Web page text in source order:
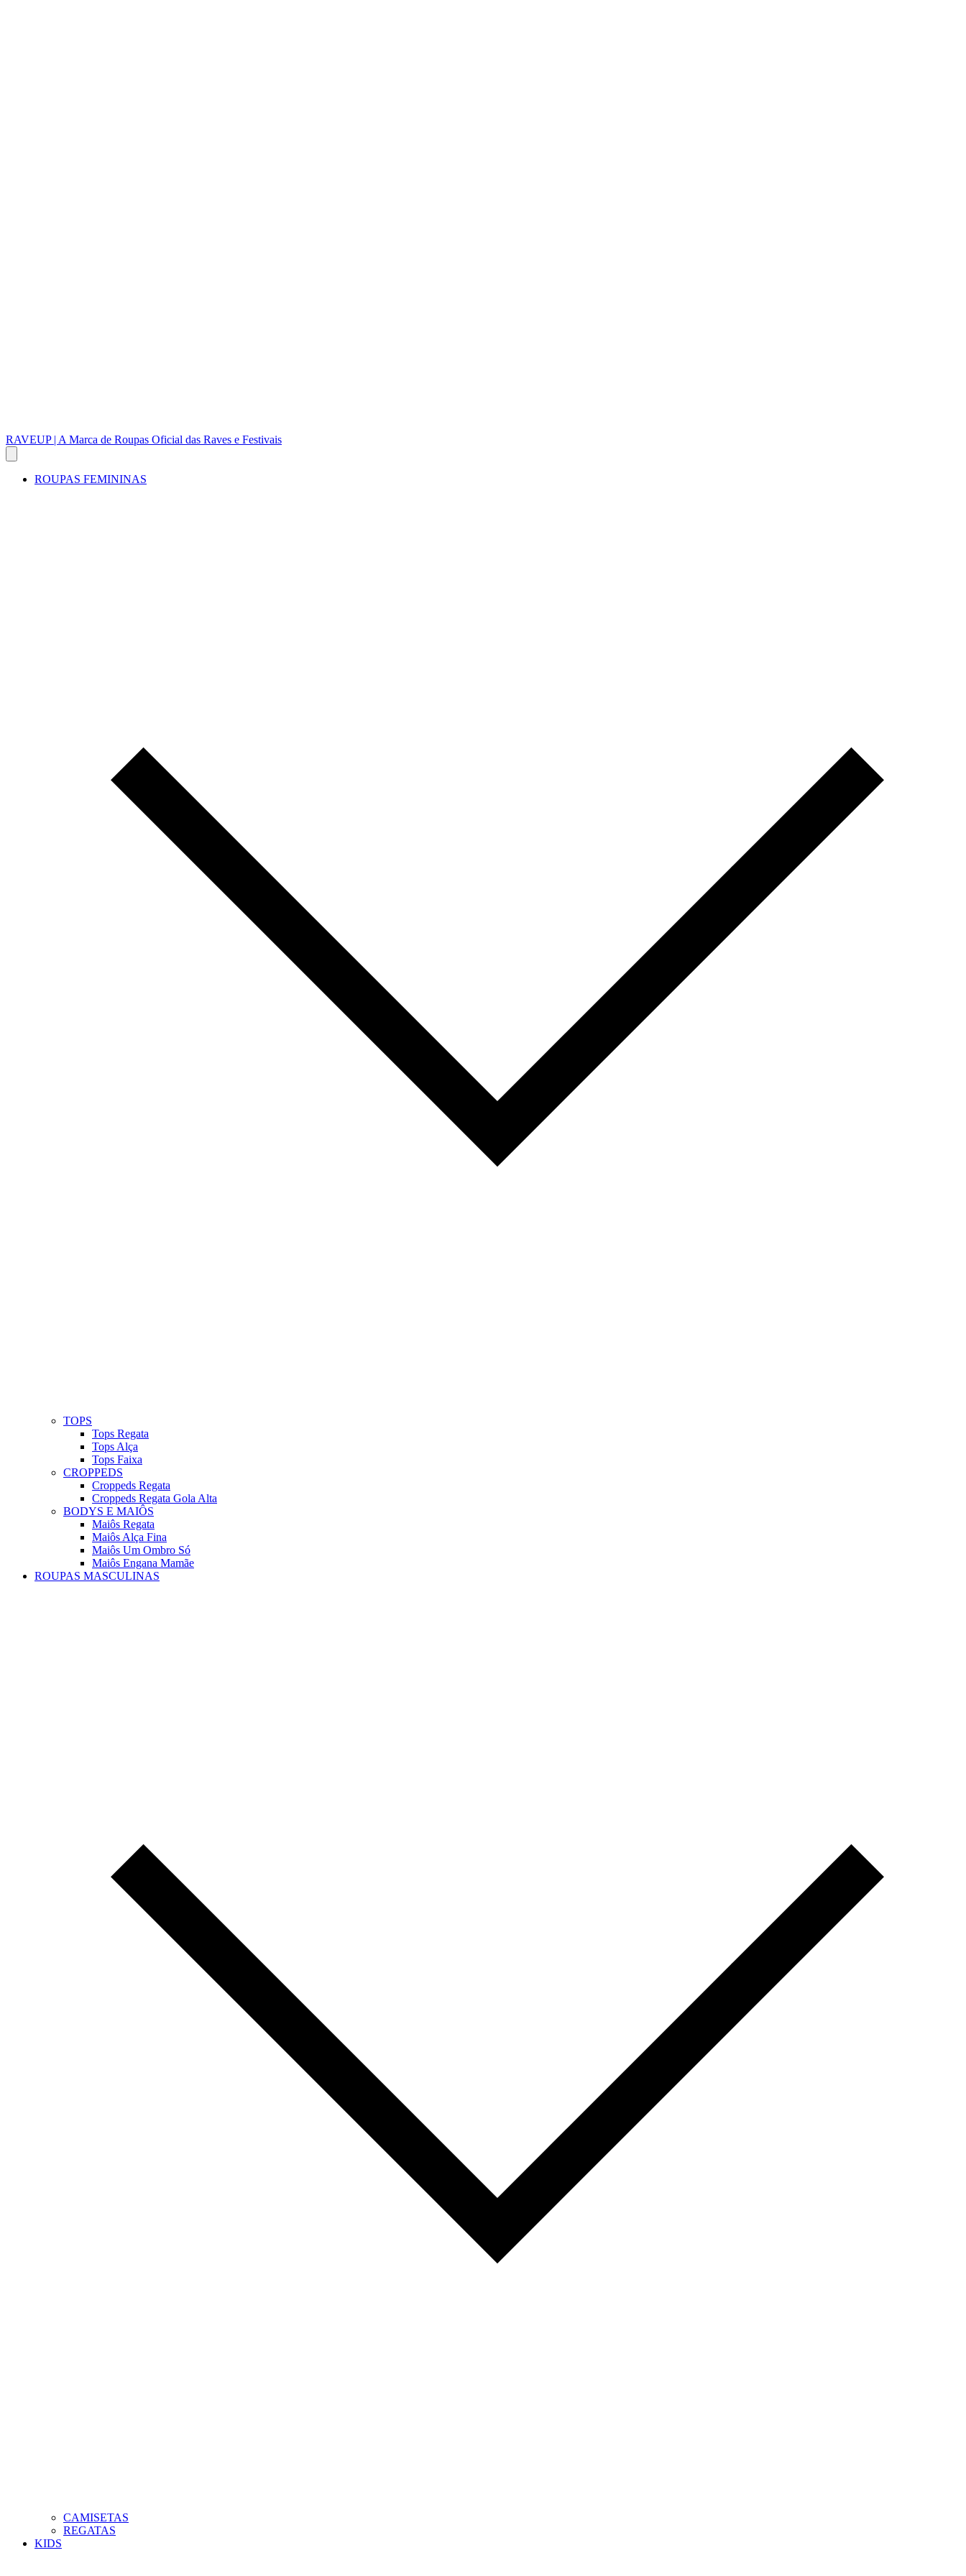
RAVEUP | A Marca de Roupas Oficial das Raves e Festivais
ROUPAS FEMININAS
TOPS
Tops Regata
Tops Alça
Tops Faixa
CROPPEDS
Croppeds Regata
Croppeds Regata Gola Alta
BODYS E MAIÔS
Maiôs Regata
Maiôs Alça Fina
Maiôs Um Ombro Só
Maiôs Engana Mamãe
ROUPAS MASCULINAS
CAMISETAS
REGATAS
KIDS